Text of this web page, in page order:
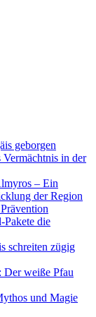
geborgen
in der
– Ein
der Region
die
schreiten zügig
weiße Pfau
und Magie